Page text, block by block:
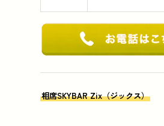
相席SKYBAR Zix（ジックス）